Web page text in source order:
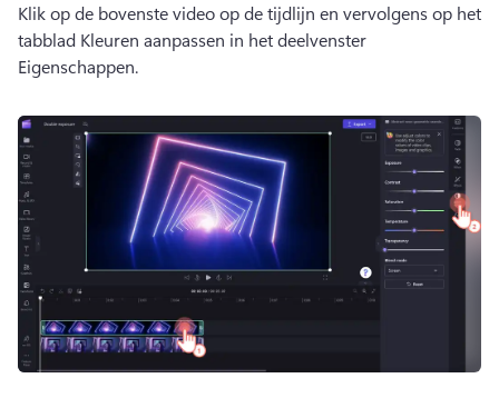
Klik op de bovenste video op de tijdlijn en vervolgens op het
Eigenschappen.